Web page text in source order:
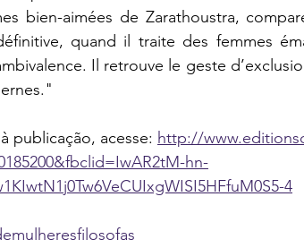
bien-aimées de Zarathoustra,
quand il traite des femmes
Il retrouve le geste
publicação, acesse: http://
hn-
4